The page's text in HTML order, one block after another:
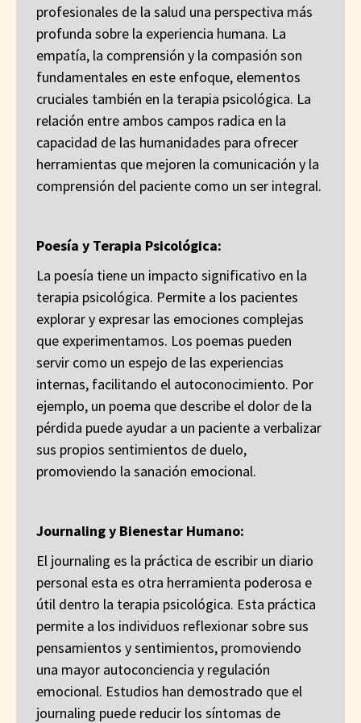
profesionales de la salud una perspectiva más
profunda sobre la experiencia humana. La
empatía, la comprensión y la compasión son
fundamentales en este enfoque, elementos
cruciales también en la terapia psicológica. La
relación entre ambos campos radica en la
capacidad de las humanidades para ofrecer
herramientas que mejoren la comunicación y la
comprensión del paciente como un ser integral.
Poesía y Terapia Psicológica:
La poesía tiene un impacto significativo en la
terapia psicológica. Permite a los pacientes
explorar y expresar las emociones complejas
que experimentamos. Los poemas pueden
servir como un espejo de las experiencias
internas, facilitando el autoconocimiento. Por
ejemplo, un poema que describe el dolor de la
pérdida puede ayudar a un paciente a verbalizar
sus propios sentimientos de duelo,
promoviendo la sanación emocional.
Journaling y Bienestar Humano:
El journaling es la práctica de escribir un diario
personal esta es otra herramienta poderosa e
útil dentro la terapia psicológica. Esta práctica
permite a los individuos reflexionar sobre sus
pensamientos y sentimientos, promoviendo
una mayor autoconciencia y regulación
emocional. Estudios han demostrado que el
journaling puede reducir los síntomas de